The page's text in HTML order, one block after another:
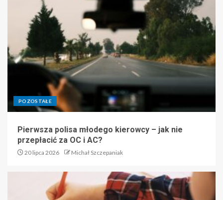
POZOSTAŁE
Pierwsza polisa młodego kierowcy – jak nie
przepłacić za OC i AC?
20 lipca 2026 Michał Szczepaniak